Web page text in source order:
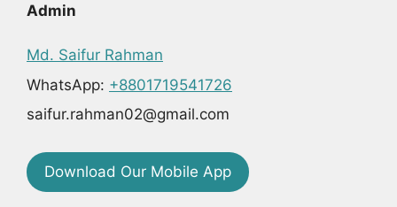
Admin
Md. Saifur Rahman
WhatsApp: +8801719541726
saifur.rahman02@gmail.com
Download Our Mobile App